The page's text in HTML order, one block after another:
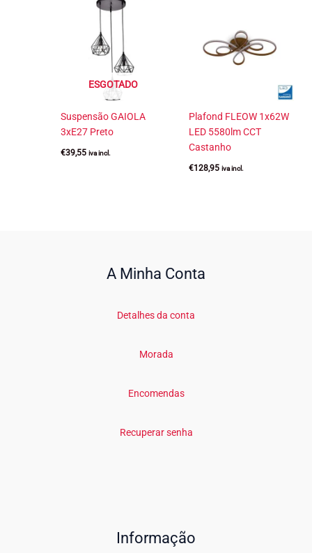
ESGOTADO
Suspensão GAIOLA
3xE27 Preto
€39,55 iva incl.
Plafond FLEOW 1x62W
LED 5580lm CCT
Castanho
€128,95 iva incl.
A Minha Conta
Detalhes da conta
Morada
Encomendas
Recuperar senha
Informação